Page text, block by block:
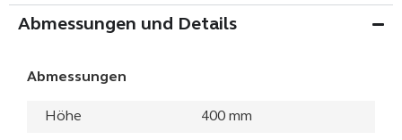
Abmessungen und Details
Abmessungen
Höhe 400 mm